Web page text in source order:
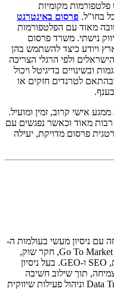
מקומיות
בחו"ל. פרסום באינטרנט
מאוד עם הפלטפורמות
נישתי. משרד פרסום
ויודע כיצד להשתמש בהן
ולפי הרגלי הצריכה
ובשינויים בדיגיטל ויכול
לטרנדים חזקים או
אישי קרוב, זמין ומועיל.
רבות מאוד וכאשר נפגשים עם
פרסום מדויקת, יעילה
עם ניסיון מעשי בעולמות ה-
B2B וה-B2C. מומחה בבניית אסטרטגיות Go To Market, חקר שוק,
חדירה לשווקים חדשים, אוטומציה שיווקית, SEO ו-GEO. בעל ניסיון
תוך שילוב חשיבה
טכנולוגית, עבודה מבוססת דאטה, Data Tracking וניהול פעילות שיווקית